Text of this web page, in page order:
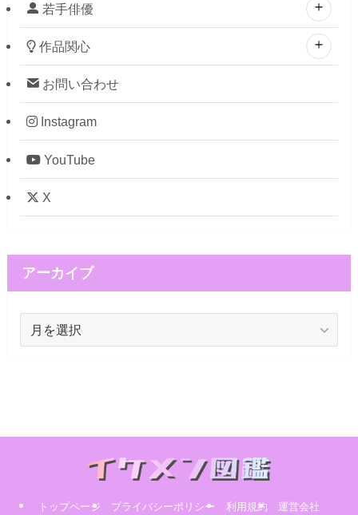
若手俳優
作品関心
お問い合わせ
Instagram
YouTube
X
アーカイブ
トップページ プライバシーポリシー 利用規約 運営会社